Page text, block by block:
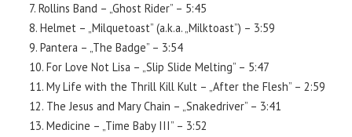
7. Rollins Band – „Ghost Rider” – 5:45
8. Helmet – „Milquetoast” (a.k.a. „Milktoast”) – 3:59
9. Pantera – „The Badge” – 3:54
10. For Love Not Lisa – „Slip Slide Melting” – 5:47
11. My Life with the Thrill Kill Kult – „After the Flesh” – 2:59
12. The Jesus and Mary Chain – „Snakedriver” – 3:41
13. Medicine – „Time Baby III” – 3:52